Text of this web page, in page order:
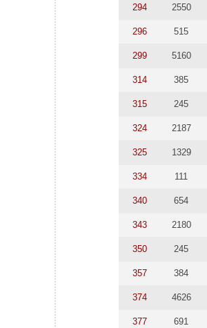
294 2550
296 515
299 5160
314 385
315 245
324 2187
325 1329
334 111
340 654
343 2180
350 245
357 384
374 4626
377 691